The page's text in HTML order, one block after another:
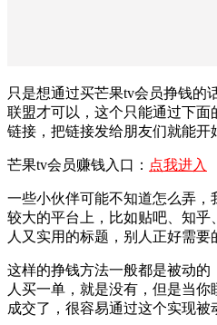
只是想通过买芒果tv会员挣钱的
联盟才可以，这个只能通过下面
链接，把链接发给朋友们就能开
芒果tv会员赚钱入口： 点我进入
一些小伙伴可能不知道怎么弄
较大的平台上，比如贴吧、知乎
人又实用的标题，别人正好需要
这样的挣钱方法一般都是被动的
人买一单，就是没有，但是当
成交了，很容易通过这个实现被